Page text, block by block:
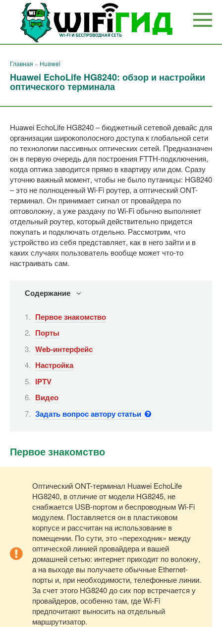
Перейти
контенту
Главная » Huawei
Huawei EchoLife HG8240: обзор и настройки
оптического терминала
Huawei EchoLife HG8240 – бюджетный сетевой девайс для
организации широкополосного доступа к глобальной сети
по технологии пассивных оптических сетей. Предназначен
он в первую очередь для построения FTTH-подключения,
когда оптика заводится прямо в квартиру или дом. Сразу
уточню важный момент, чтобы не было путаницы: HG8240
– это не полноценный Wi-Fi роутер, а оптический ONT-
терминал. Он принимает сигнал от провайдера по
оптоволокну, а уже раздачу по Wi-Fi обычно выполняет
отдельный роутер, который действительно придется
покупать и подключать отдельно. Рассмотрим, что
устройство из себя представляет, как в него зайти и в
каких случаях пользователь вообще может что-то
настраивать сам.
Содержание
Первое знакомство
Порты
Web-интерфейс
Настройка
IPTV
Видео
Задать вопрос автору статьи
Первое знакомство
Оптический ONT-терминал Huawei EchoLife
HG8240, в отличие от модели HG8245, не
снабжается USB-портом и беспроводным Wi-Fi
модулем. Поставляется он в пластиковом
корпусе и рассчитан на использование в
помещении. По сути, это «переходник» между
оптической линией провайдера и вашей
домашней сетью: интернет приходит по волокну,
а на выходе вы получаете обычные Ethernet-
порты и, при необходимости, телефонные линии.
За счет этого HG8240 до сих пор встречается у
провайдеров, особенно там, где Wi-Fi
предпочитают выносить на отдельный
маршрутизатор.